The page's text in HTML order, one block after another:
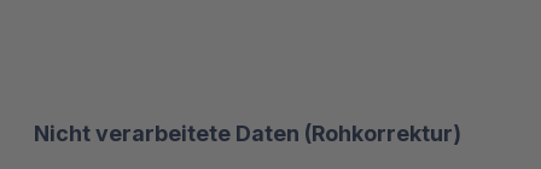
Nicht verarbeitete Daten (Rohkorrektur)